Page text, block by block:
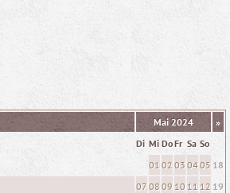
Mai 2024
»
Di Mi DoFr Sa So
01 02 03 0405 18
0708 09 10 11 12 19